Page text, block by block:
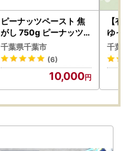
ピーナッツペースト 焦
がし 750g ピーナッツペ
ースト
千葉県千葉市
(6)
10,000
【有
ゆっ
】千
ポイ
千葉